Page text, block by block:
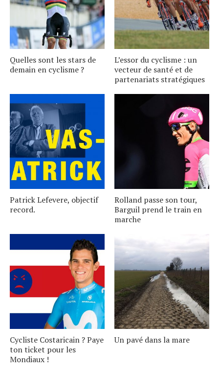
Quelles sont les stars de
demain en cyclisme ?
L’essor du cyclisme : un
vecteur de santé et de
partenariats stratégiques
Patrick Lefevere, objectif
record.
Rolland passe son tour,
Barguil prend le train en
marche
Cycliste Costaricain ? Paye
ton ticket pour les
Mondiaux !
Un pavé dans la mare